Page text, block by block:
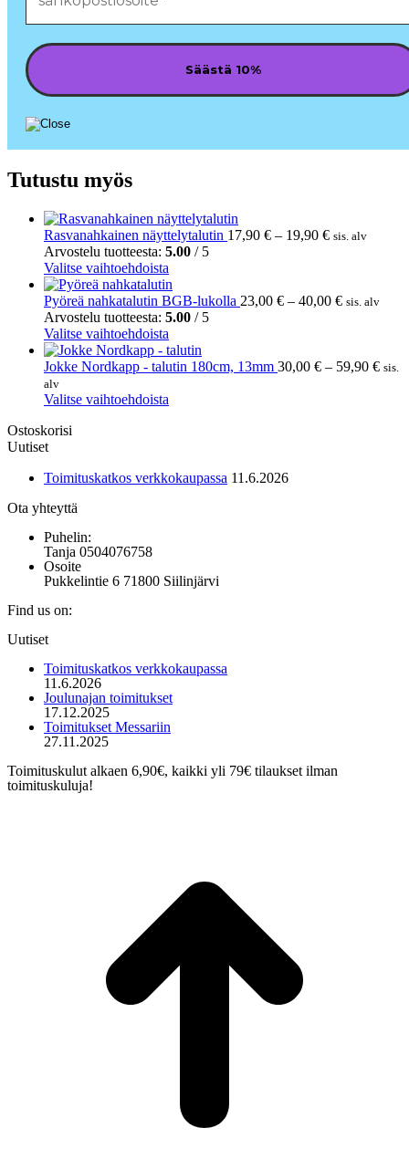
Tutustu myös
Rasvanahkainen näyttelytalutin 17,90 € – 19,90 €Hintaluokka:
sis. alv
Arvostelu tuotteesta: 5.00 / 5
Valitse vaihtoehdoista
tuotteella
on
useampi
Voit
tehdä
Pyöreä nahkatalutin BGB-lukolla 23,00 € – 40,00 € sis. alv
Arvostelu tuotteesta: 5.00 / 5
Valitse vaihtoehdoista
tuotteella
on
sivulla.
Jokke Nordkapp - talutin 180cm, 13mm 30,00 € – 59,90 € sis.
alv
Valitse vaihtoehdoista
Voit
Ostoskorisi
Uutiset
Toimituskatkos verkkokaupassa 11.6.2026
Ota yhteyttä
Puhelin:
Tanja 0504076758
Osoite
Pukkelintie 6 71800 Siilinjärvi
Find us on:
Mail
opens
new
window
Uutiset
Toimituskatkos verkkokaupassa
11.6.2026
Joulunajan toimitukset
17.12.2025
Toimitukset Messariin
27.11.2025
Toimituskulut alkaen 6,90€, kaikki yli 79€ tilaukset ilman
toimituskuluja!